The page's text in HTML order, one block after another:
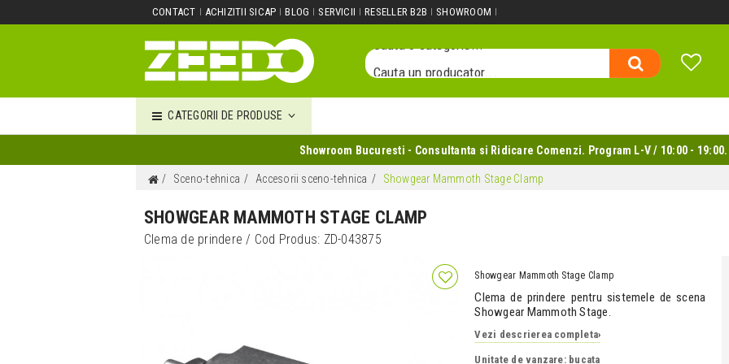
CONTACT ACHIZITII SICAP BLOG SERVICII RESELLER B2B SHOWROOM
Cauta un produs...
CATEGORII DE PRODUSE
Showroom Bucuresti - Consultanta si Ridicare Comenzi. Program L-V / 10:00 -
Sceno-tehnica Accesorii sceno-tehnica Showgear Mammoth Stage Clamp
SHOWGEAR MAMMOTH STAGE CLAMP
Clema de prindere/ Cod Produs: ZD-043875
Showgear Mammoth Stage Clamp
Clema de prindere pentru sistemele de scena
Showgear Mammoth Stage.
Vezi descrierea completa›
Unitate de vanzare: bucata